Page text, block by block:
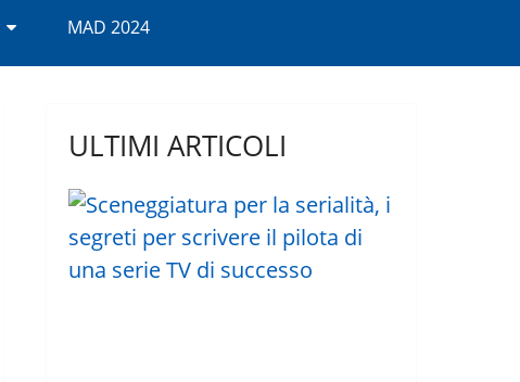
MAD 2024
ULTIMI ARTICOLI